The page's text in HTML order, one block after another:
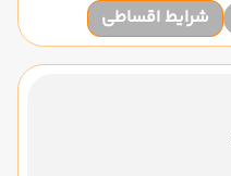
شرایط اقساطی